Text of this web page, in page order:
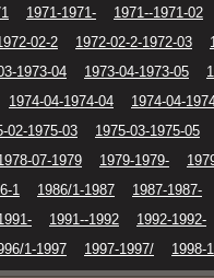
1971-1971- 1971--1971-02
02-2 1972-02-2-1972-03
1973-04 1973-04-1973-05
1974-04-1974-04 1974-04-
02-1975-03 1975-03-1975-05
07-1979 1979-1979-
1 1986/1-1987 1987-1987-
1991--1992 1992-1992-
1-1997 1997-1997/ 1998-